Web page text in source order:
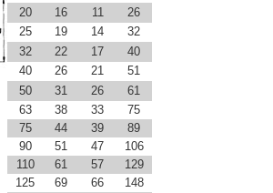
20
16 11
26
25
19 14
32
32
22 17
40
40
26 21
51
50
31 26
61
63
38 33
75
75
44 39
89
90
51 47
106
110
61 57
129
125
69 66
148